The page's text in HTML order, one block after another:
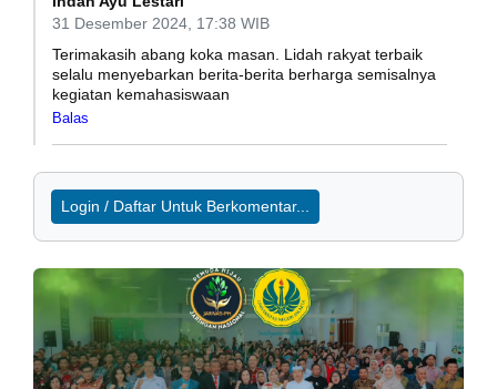
31 Desember 2024, 17:38 WIB
Terimakasih abang koka masan. Lidah rakyat terbaik
selalu menyebarkan berita-berita berharga semisalnya
kegiatan kemahasiswaan
Balas
Login / Daftar Untuk Berkomentar...